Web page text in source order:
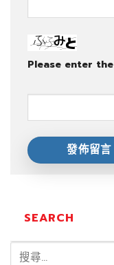
SEARCH
Please enter